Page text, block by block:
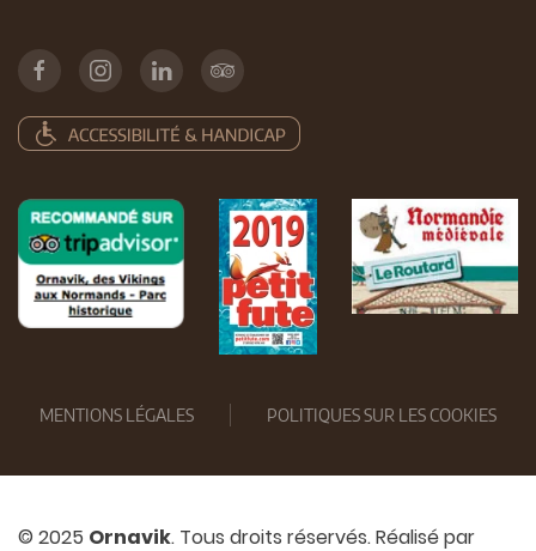
MENTIONS LÉGALES POLITIQUES SUR LES COOKIES
© 2025 Ornavik. Tous droits réservés. Réalisé par